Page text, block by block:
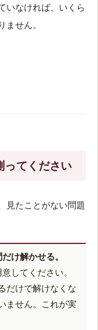
いなければ、いくら
せん。
ってください
見たことがない問題
け解かせる。
してください。
だけで解けなくな
ません。これが実